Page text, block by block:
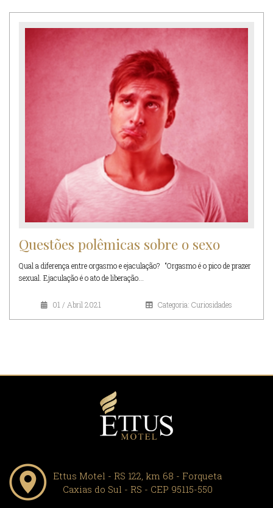
Questões polêmicas sobre o sexo
Qual a diferença entre orgasmo e ejaculação? “Orgasmo é o pico de prazer
sexual. Ejaculação é o ato de liberação...
01 / Abril 2021 Categoria: Curiosidades
Ettus Motel - RS 122, km 68 - Forqueta
Caxias do Sul - RS - CEP 95115-550